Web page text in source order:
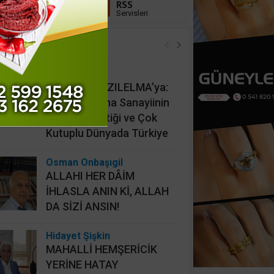
Linkedin
Takip Et
RSS
Servisleri
Yazarları
KAAN’dan KIZILELMA’ya:
Türk Savunma Sanayiinin
Yeni Jeopolitiği ve Çok
Kutuplu Dünyada Türkiye
Osman Onbaşıgil
ALLAHI HER DÂİM
İHLASLA ANIN Kİ, ALLAH
DA SİZİ ANSIN!
Hidayet Şişkin
MAHALLİ HEMŞERİCİK
YERİNE HATAY